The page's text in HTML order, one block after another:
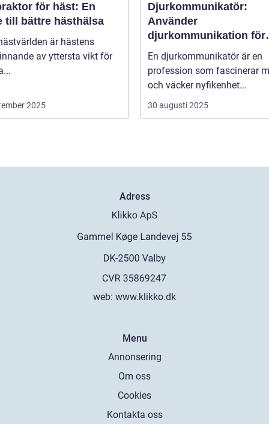
för häst: En
till bättre hästhälsa
är hästens
av yttersta vikt för
2025
Djurkommunikatör:
Använder
djurkommunikation för
behandling av djur
En djurkommunikatör är en
profession som fascinerar
och väcker nyfikenhet...
30 augusti 2025
Adress
web: www.klikko.dk
Menu
Annonsering
Om oss
Cookies
Kontakta oss